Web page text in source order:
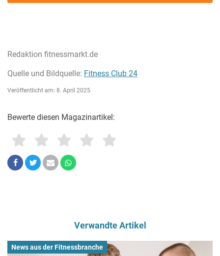
Redaktion fitnessmarkt.de
Quelle und Bildquelle: Fitness Club 24
Veröffentlicht am: 8. April 2025
Bewerte diesen Magazinartikel:
Verwandte Artikel
News aus der Fitnessbranche